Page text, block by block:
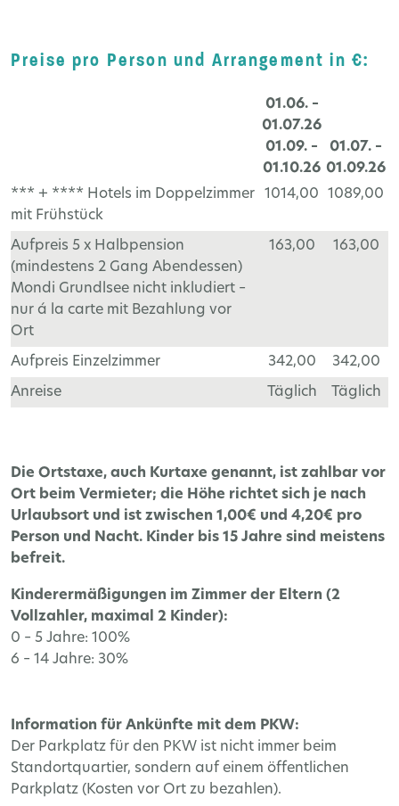
Preise pro Person und Arrangement in €:
01.06. –
01.07.26
01.09. –
01.10.26
01.07. –
01.09.26
*** + **** Hotels im Doppelzimmer
mit Frühstück
1014,00 1089,00
Aufpreis 5 x Halbpension
(mindestens 2 Gang Abendessen)
Mondi Grundlsee nicht inkludiert –
nur á la carte mit Bezahlung vor
Ort
163,00 163,00
Aufpreis Einzelzimmer 342,00 342,00
Anreise Täglich Täglich
Die Ortstaxe, auch Kurtaxe genannt, ist zahlbar vor
Ort beim Vermieter; die Höhe richtet sich je nach
Urlaubsort und ist zwischen 1,00€ und 4,20€ pro
Person und Nacht. Kinder bis 15 Jahre sind meistens
befreit.
Kinderermäßigungen im Zimmer der Eltern (2
Vollzahler, maximal 2 Kinder):
0 – 5 Jahre: 100%
6 – 14 Jahre: 30%
Information für Ankünfte mit dem PKW:
Der Parkplatz für den PKW ist nicht immer beim
Standortquartier, sondern auf einem öffentlichen
Parkplatz (Kosten vor Ort zu bezahlen).